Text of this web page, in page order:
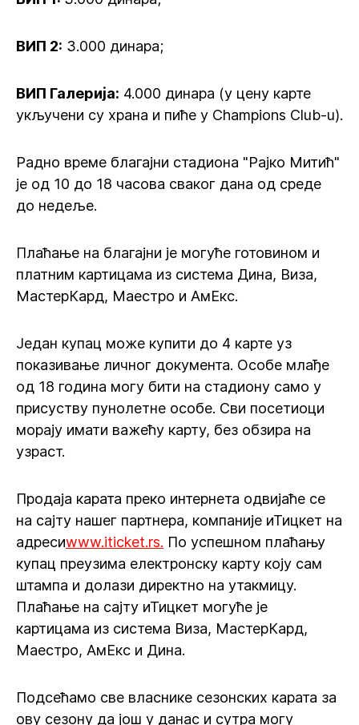
ВИП 2: 3.000 динара;
ВИП Галерија: 4.000 динара (у цену карте
укључени су храна и пиће у Champions Club-u).
Радно време благајни стадиона "Рајко Митић"
је од 10 до 18 часова сваког дана од среде
до недеље.
Плаћање на благајни је могуће готовином и
платним картицама из система Дина, Виза,
МастерКард, Маестро и АмЕкс.
Један купац може купити до 4 карте уз
показивање личног документа. Особе млађе
од 18 година могу бити на стадиону само у
присуству пунолетне особе. Сви посетиоци
морају имати важећу карту, без обзира на
узраст.
Продаја карата преко интернета одвијаће се
на сајту нашег партнера, компаније иТицкет на
адресиwww.iticket.rs. По успешном плаћању
купац преузима електронску карту коју сам
штампа и долази директно на утакмицу.
Плаћање на сајту иТицкет могуће је
картицама из система Виза, МастерКард,
Маестро, АмЕкс и Дина.
Подсећамо све власнике сезонских карата за
ову сезону да још у данас и сутра могу